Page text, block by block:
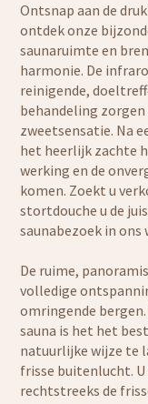
Ontsnap aan de
ontdek onze
saunaruimte en
harmonie. De
reinigende,
behandeling
zweetsensatie. Na
het heerlijk zachte
werking en de
komen. Zoekt u
stortdouche u de
saunabezoek in
De ruime,
volledige
omringende bergen.
sauna is het het
natuurlijke wijze te
frisse buitenlucht.
rechtstreeks de